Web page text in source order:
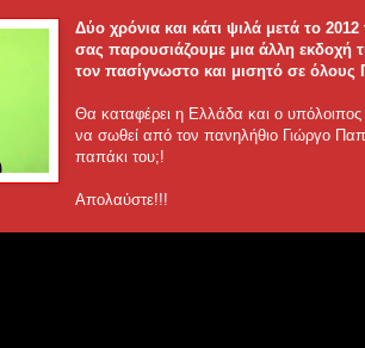
Δύο χρόνια και κάτι ψιλά μετά το
σας παρουσιάζουμε μια άλλη εκδοχή
τον πασίγνωστο και μισητό σε όλους
Θα καταφέρει η Ελλάδα και ο
να σωθεί από τον πανηλήθιο Γιώργο
παπάκι του;!
Απολαύστε!!!